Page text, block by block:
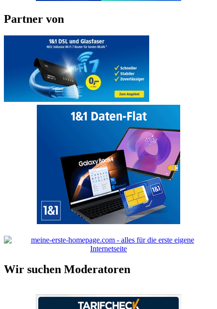
Partner von
Wir suchen Moderatoren